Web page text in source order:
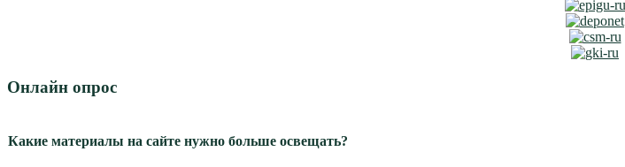
Онлайн опрос
Какие материалы на сайте нужно больше освещать?